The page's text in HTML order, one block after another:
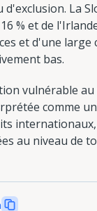
La
% et de
et d'une
bas.
vulnérable
comme
au niveau de